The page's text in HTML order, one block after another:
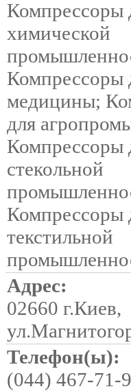
Компрессоры
химической
Компрессоры
медицины;
для
Компрессоры
стекольной
Компрессоры
текстильной
Адрес:
02660 г.Киев,
Телефон(ы):
(044) 467-71-